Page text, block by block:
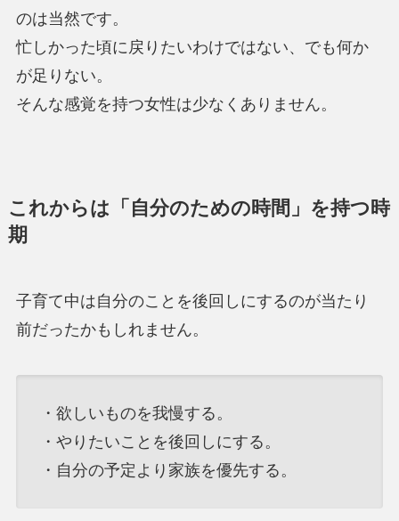
のは当然です。
忙しかった頃に戻りたいわけではない、でも何か
が足りない。
そんな感覚を持つ女性は少なくありません。
これからは「自分のための時間」を持つ時
期
子育て中は自分のことを後回しにするのが当たり
前だったかもしれません。
・欲しいものを我慢する。
・やりたいことを後回しにする。
・自分の予定より家族を優先する。